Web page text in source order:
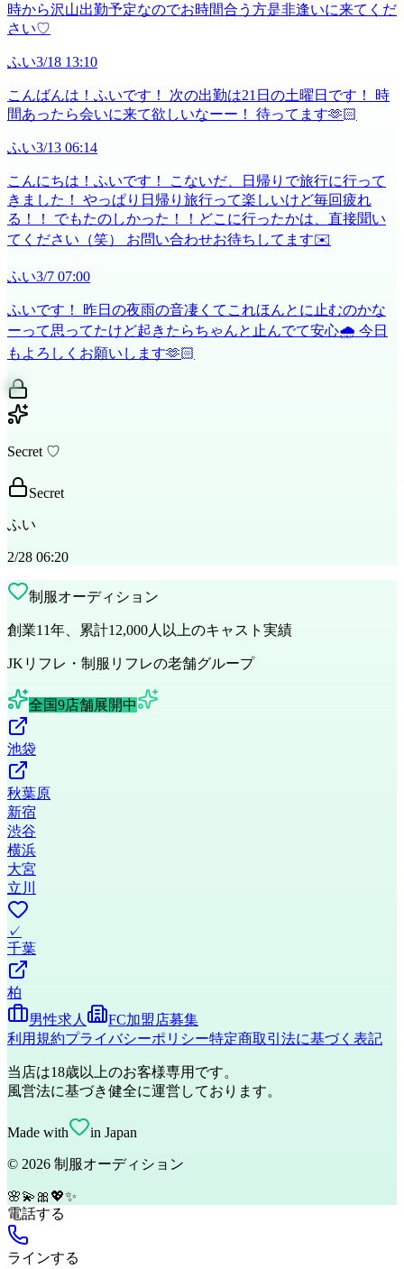
時から沢山出勤予定なのでお時間合う方是非逢いに来てくだ
さい♡
ふい3/18 13:10
こんばんは！ふいです！ 次の出勤は21日の土曜日です！ 時
間あったら会いに来て欲しいなーー！ 待ってます🫶🏻
ふい3/13 06:14
こんにちは！ふいです！ こないだ、日帰りで旅行に行って
きました！ やっぱり日帰り旅行って楽しいけど毎回疲れ
る！！ でもたのしかった！！どこに行ったかは、直接聞い
てください（笑） お問い合わせお待ちしてます✉️
ふい3/7 07:00
ふいです！ 昨日の夜雨の音凄くてこれほんとに止むのかな
ーって思ってたけど起きたらちゃんと止んでて安心🌧 今日
もよろしくお願いします🫶🏻
Secret ♡
Secret
ふい
2/28 06:20
制服オーディション
創業11年、累計12,000人以上のキャスト実績
JKリフレ・制服リフレの老舗グループ
全国9店舗展開中
池袋
秋葉原
新宿
渋谷
横浜
大宮
立川
✓
千葉
柏
男性求人
FC加盟店募集
利用規約プライバシーポリシー特定商取引法に基づく表記
当店は18歳以上のお客様専用です。
風営法に基づき健全に運営しております。
Made with in Japan
© 2026 制服オーディション
🌸💫 🎀 💖✨
電話する
ラインする